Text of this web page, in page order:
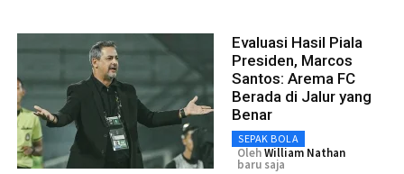
Evaluasi Hasil Piala
Presiden, Marcos
Santos: Arema FC
Berada di Jalur yang
Benar
SEPAK BOLA
OlehWilliam Nathan
baru saja